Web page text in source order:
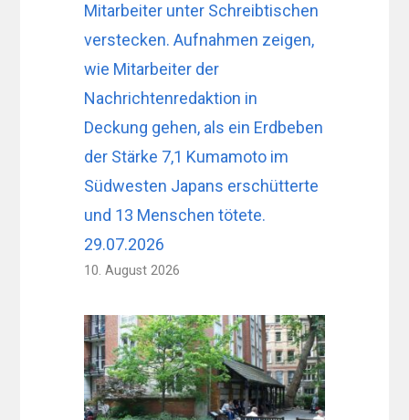
Mitarbeiter unter Schreibtischen
verstecken. Aufnahmen zeigen,
wie Mitarbeiter der
Nachrichtenredaktion in
Deckung gehen, als ein Erdbeben
der Stärke 7,1 Kumamoto im
Südwesten Japans erschütterte
und 13 Menschen tötete.
29.07.2026
10. August 2026